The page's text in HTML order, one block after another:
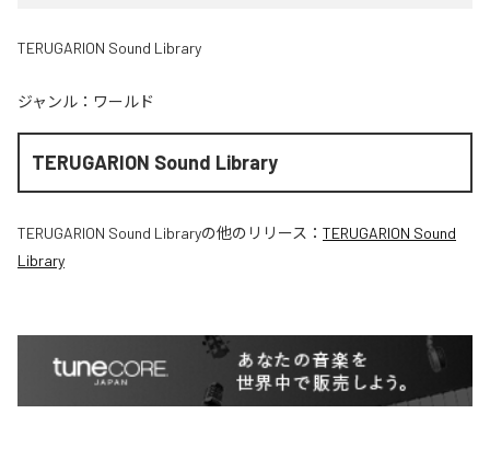
TERUGARION Sound Library
ジャンル： ワールド
TERUGARION Sound Library
TERUGARION Sound Libraryの他のリリース： TERUGARION Sound
Library